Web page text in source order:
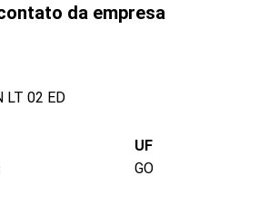
da empresa
LT 02 ED
UF
GO